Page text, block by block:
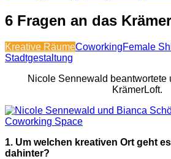
6 Fragen an das
Kreative RäumeCoworkingFemale
Stadtgestaltung
Nicole Sennewald beantwortete
KrämerLoft.
1. Um welchen kreativen Ort geht
dahinter?